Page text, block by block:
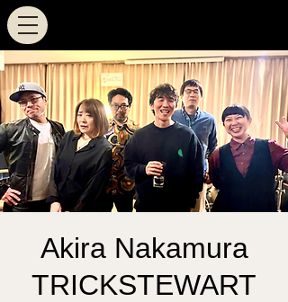
Akira Nakamura
TRICKSTEWART